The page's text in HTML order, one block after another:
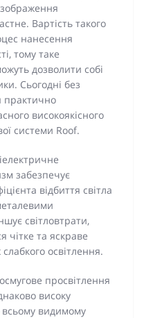
Вартість такого
нанесення
тому таке
дозволити собі
Сьогодні без
практично
високоякісного
системи Roof.
забезпечує
відбиття світла
світловтрати,
чітке та яскраве
освітлення.
просвітлення
високу
всьому видимому